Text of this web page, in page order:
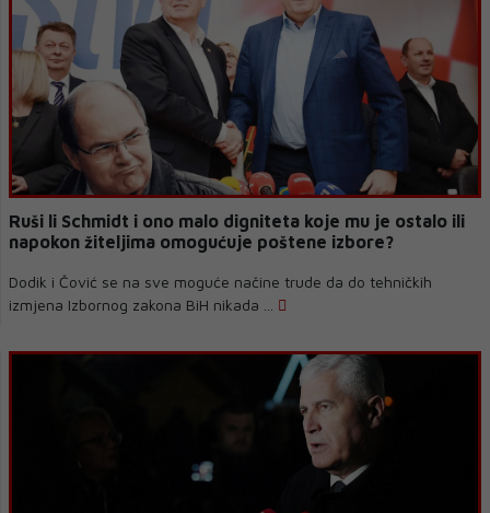
Ruši li Schmidt i ono malo digniteta koje mu je ostalo ili
napokon žiteljima omogućuje poštene izbore?
Dodik i Čović se na sve moguće načine trude da do tehničkih
izmjena Izbornog zakona BiH nikada ...